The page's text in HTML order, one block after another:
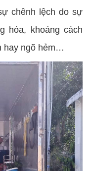
chênh lệch do sự
hóa, khoảng cách
hay ngõ hẻm…